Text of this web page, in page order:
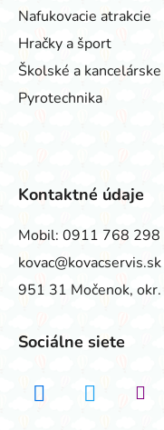
Nafukovacie atrakcie
Hračky a šport
Školské a
Pyrotechnika
Kontaktné údaje
Mobil: 0911 768 298
kovac@kovacservis.sk
951 31 Močenok, okr.
Sociálne siete